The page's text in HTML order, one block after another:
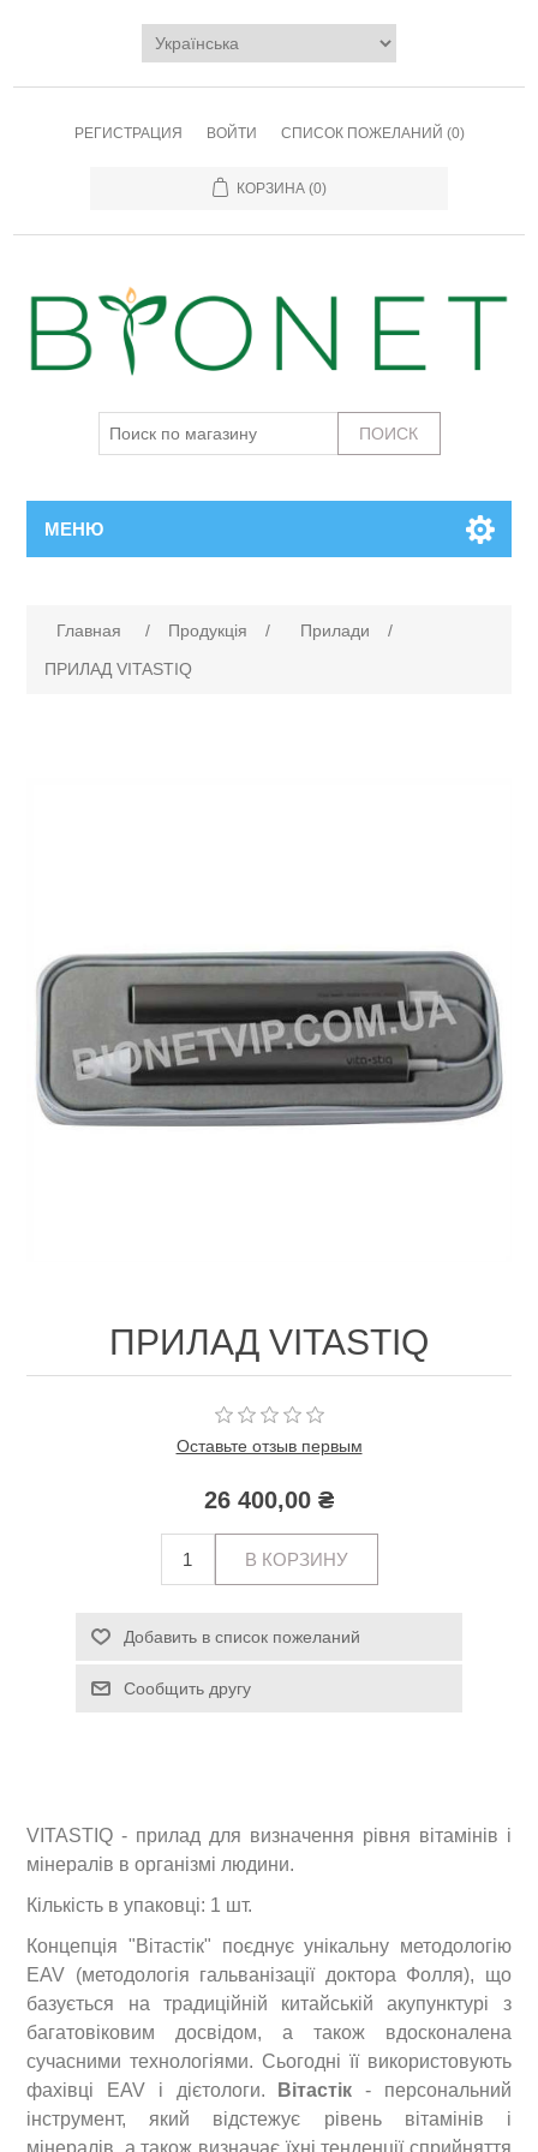
РЕГИСТРАЦИЯ ВОЙТИ СПИСОК ПОЖЕЛАНИЙ (0)
КОРЗИНА (0)
МЕНЮ
Главная / Продукція / Прилади
/
ПРИЛАД VITASTIQ
ПРИЛАД VITASTIQ
Оставьте отзыв первым
26 400,00 ₴
VITASTIQ - прилад для визначення рівня вітамінів і
мінералів в організмі людини.
Кількість в упаковці: 1 шт.
Концепція "Вітастік" поєднує унікальну методологію
EAV (методологія гальванізації доктора Фолля), що
базується на традиційній китайській акупунктурі з
багатовіковим досвідом, а також вдосконалена
сучасними технологіями. Сьогодні її використовують
фахівці EAV і дієтологи.
Вітастік - персональний
інструмент, який відстежує рівень вітамінів і
мінералів, а також визначає їхні тенденції сприйняття